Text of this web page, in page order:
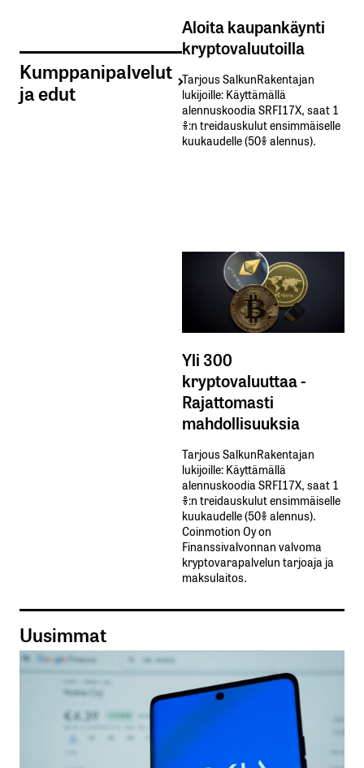
Kumppanipalvelut
ja edut
Aloita kaupankäynti
kryptovaluutoilla
Tarjous SalkunRakentajan
lukijoille: Käyttämällä​ ​
alennuskoodia​ ​SRFI17X,​ ​saat​ ​1
%:n treidauskulut​ ​ensimmäiselle​ ​
kuukaudelle​ ​(50%​ ​alennus).
Yli 300
kryptovaluuttaa -
Rajattomasti
mahdollisuuksia
Tarjous SalkunRakentajan
lukijoille: Käyttämällä​ ​
alennuskoodia​ ​SRFI17X,​ ​saat​ ​1
%:n treidauskulut​ ​ensimmäiselle​ ​
kuukaudelle​ ​(50%​ ​alennus).
Coinmotion Oy on
Finanssivalvonnan valvoma
kryptovarapalvelun tarjoaja ja
maksulaitos.
Uusimmat